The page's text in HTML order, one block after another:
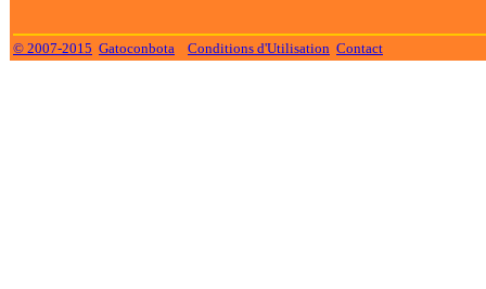
© 2007-2015 Gatoconbota Conditions d'Utilisation Contact